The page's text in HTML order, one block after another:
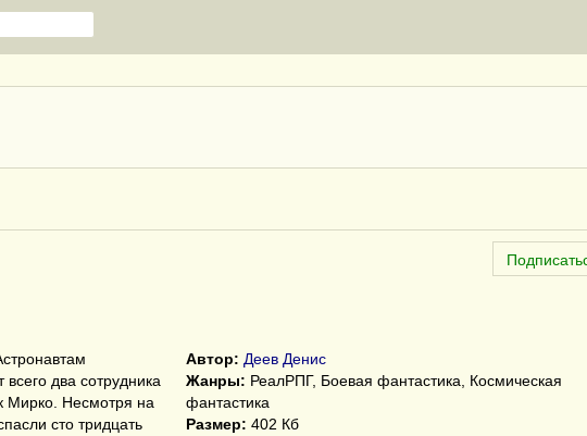
два сотрудника
Мирко. Несмотря на
сто тридцать
Автор: Деев Денис
Жанры: РеалРПГ, Боевая фантастика, Космическая
фантастика
Размер: 402 Кб